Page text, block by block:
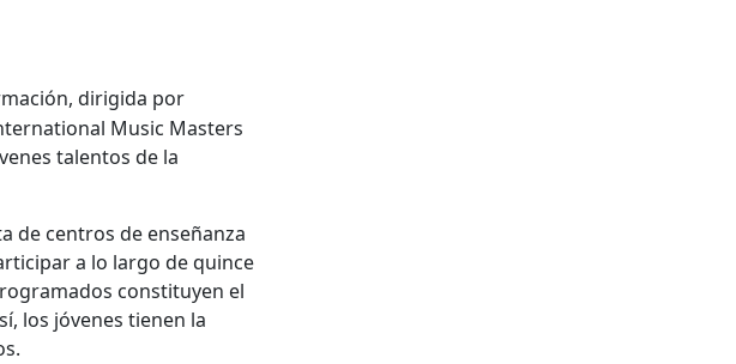
dirigida por
Music Masters
talentos de la
de centros de enseñanza
a lo largo de quince
constituyen el
los jóvenes tienen la